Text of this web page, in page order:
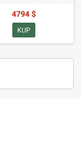
4794 $
KUP